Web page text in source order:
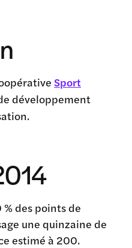
Sport
développement
des points de
une quinzaine de
estimé à 200.